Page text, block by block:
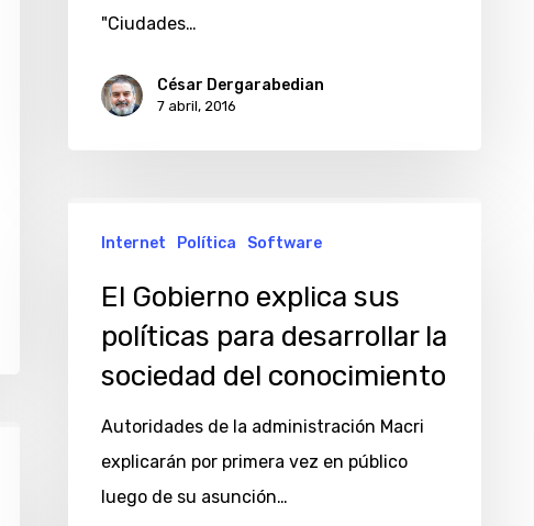
"Ciudades…
César Dergarabedian
7 abril, 2016
Gobierno
explica
políticas
para
desarrollar
sociedad
Internet Política Software
El Gobierno explica sus
políticas para desarrollar la
sociedad del conocimiento
Autoridades de la administración Macri
explicarán por primera vez en público
luego de su asunción…